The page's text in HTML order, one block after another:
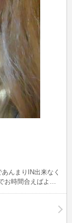
んまりIN出来なく
時間合えばよろ